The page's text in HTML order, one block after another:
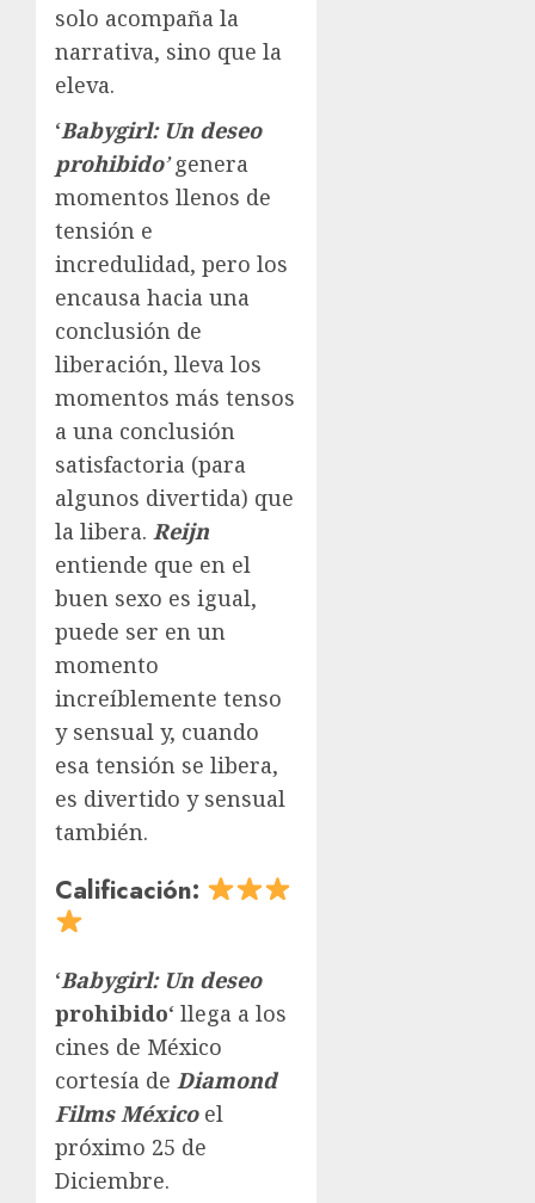
solo acompaña la
narrativa, sino que la
eleva.
‘Babygirl: Un deseo
prohibido’genera
momentos llenos de
tensión e
incredulidad, pero los
encausa hacia una
conclusión de
liberación, lleva los
momentos más tensos
a una conclusión
satisfactoria (para
algunos divertida) que
la libera. Reijn
entiende que en el
buen sexo es igual,
puede ser en un
momento
increíblemente tenso
y sensual y, cuando
esa tensión se libera,
es divertido y sensual
también.
Calificación:
‘Babygirl: Un deseo
prohibido‘ llega a los
cines de México
cortesía de Diamond
Films Méxicoel
próximo 25 de
Diciembre.